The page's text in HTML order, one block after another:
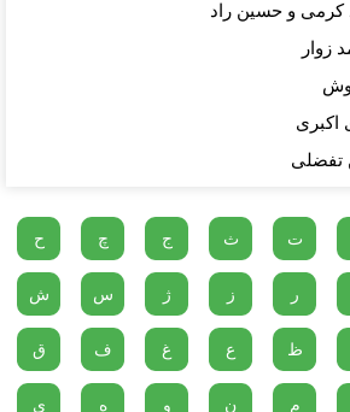
کرمی و حسین راد
زوار
اکبری
تفضلی
ت ث ج چ ح
ر ز ژ س ش
ظ ع غ ف ق
م ن و ه ی